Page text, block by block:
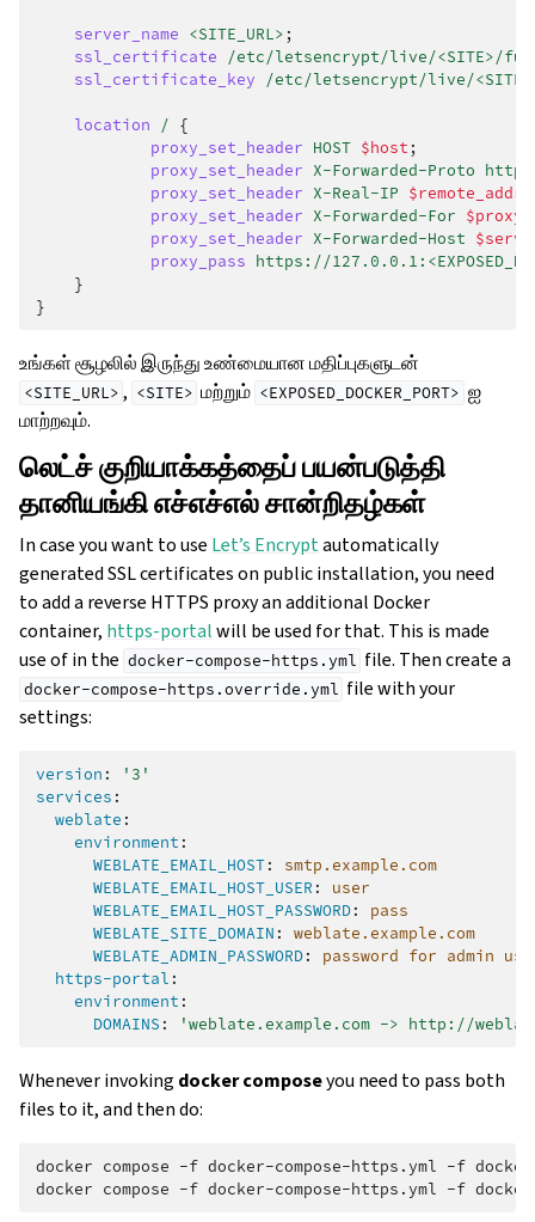
server_name <SITE_URL> ;
ssl_certificate
/etc/letsencrypt/live/<SITE>/
ssl_certificate_key
/etc/letsencrypt/live/
location / {
proxy_set_header HOST $host ;
proxy_set_header X-Forwarded-Proto https
proxy_set_header X-Real-IP $remote_addr
proxy_set_header X-Forwarded-For
proxy_set_header X-Forwarded-Host
proxy_pass https://
}
}
உங்கள் சூழலில் இருந்து உண்மையான மதிப்புகளுடன்
<SITE_URL> , <SITE> மற்றும் <EXPOSED_DOCKER_PORT> ஐ
மாற்றவும்.
லெட்ச் குறியாக்கத்தைப் பயன்படுத்தி
தானியங்கி எச்எச்எல் சான்றிதழ்கள்
In case you want to use Let’s Encryptautomatically
generated SSL certificates on public installation, you need
to add a reverse HTTPS proxy an additional Docker
container, https-portalwill be used for that. This is made
use of in the docker-compose-https.yml file. Then create a
docker-compose-https.override.yml file with your
settings:
version :
'3'
services :
weblate :
environment :
WEBLATE_EMAIL_HOST:
smtp.example.com
WEBLATE_EMAIL_HOST_USER :
user
WEBLATE_EMAIL_HOST_PASSWORD:
pass
WEBLATE_SITE_DOMAIN :
weblate.example.com
WEBLATE_ADMIN_PASSWORD:
password for admin
https-portal :
environment :
DOMAINS : 'weblate.example.com -> http://
Whenever invoking docker composeyou need to pass both
files to it, and then do:
docker compose -f docker-compose-https.yml -f
docker compose -f docker-compose-https.yml -f